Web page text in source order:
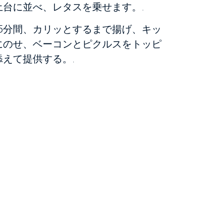
に並べ、レタスを乗せます。.
間、カリッとするまで揚げ、キッ
せ、ベーコンとピクルスをトッピ
て提供する。.